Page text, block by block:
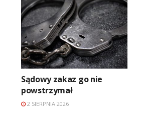
Sądowy zakaz go nie
powstrzymał
2 SIERPNIA 2026